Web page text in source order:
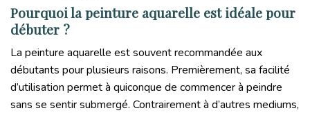
Pourquoi la peinture aquarelle est idéale pour
débuter ?
La peinture aquarelle est souvent recommandée aux
débutants pour plusieurs raisons. Premièrement, sa facilité
d’utilisation permet à quiconque de commencer à peindre
sans se sentir submergé. Contrairement à d’autres mediums,